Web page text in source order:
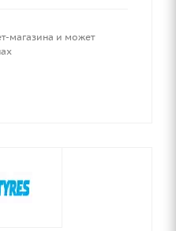
магазина и может